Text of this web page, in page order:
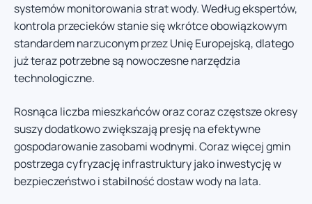
systemów monitorowania strat wody. Według ekspertów,
kontrola przecieków stanie się wkrótce obowiązkowym
standardem narzuconym przez Unię Europejską, dlatego
już teraz potrzebne są nowoczesne narzędzia
technologiczne.
Rosnąca liczba mieszkańców oraz coraz częstsze okresy
suszy dodatkowo zwiększają presję na efektywne
gospodarowanie zasobami wodnymi. Coraz więcej gmin
postrzega cyfryzację infrastruktury jako inwestycję w
bezpieczeństwo i stabilność dostaw wody na lata.